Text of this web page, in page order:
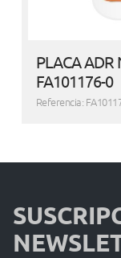
PLACA
FA101176-0
Referencia: